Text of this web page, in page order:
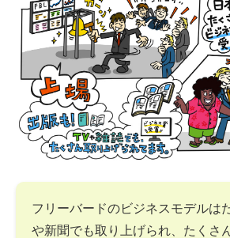
フリーバードのビジネスモデルは
や新聞でも取り上げられ、たくさ